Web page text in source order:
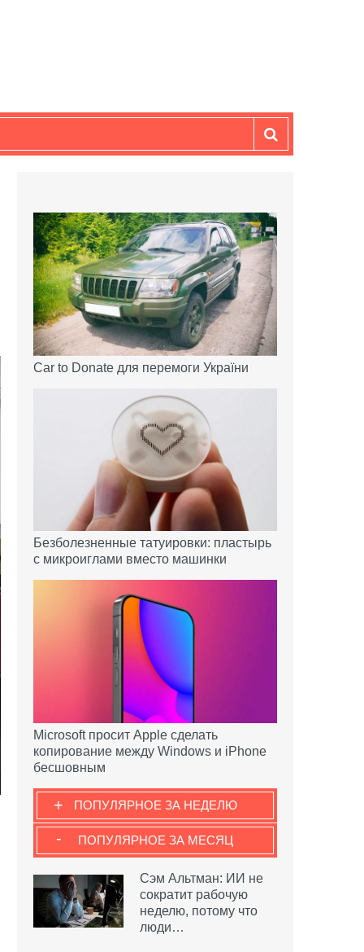
Car to Donate для перемоги України
Безболезненные татуировки: пластырь
с микроиглами вместо машинки
Microsoft просит Apple сделать
копирование между Windows и iPhone
бесшовным
ПОПУЛЯРНОЕ ЗА НЕДЕЛЮ
+
ПОПУЛЯРНОЕ ЗА МЕСЯЦ
-
Сэм Альтман: ИИ не
сократит рабочую
неделю, потому что
люди…